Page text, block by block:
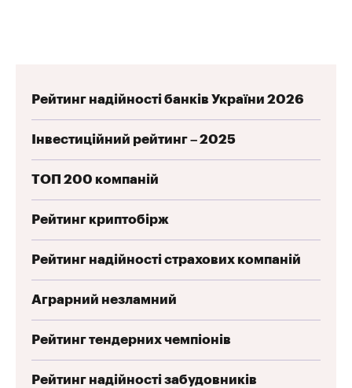
Рейтинг надійності банків України 2026
Інвестиційний рейтинг – 2025
ТОП 200 компаній
Рейтинг криптобірж
Рейтинг надійності страхових компаній
Аграрний незламний
Рейтинг тендерних чемпіонів
Рейтинг надійності забудовників